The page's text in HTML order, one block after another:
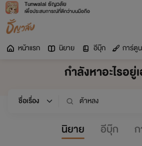
Tunwalai ธัญวลัย
เพื่อประสบการณ์ที่ดีกว่าบนมือถือ
หน้าแรก นิยาย อีบุ๊ก การ์ตูน
กำลังหาอะไรอยู่
นิยาย อีบุ๊ก